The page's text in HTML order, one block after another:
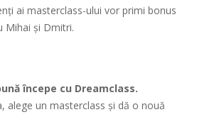
ai masterclass-ului vor primi bonus
Mihai și Dmitri.
începe cu Dreamclass.
alege un masterclass și dă o nouă